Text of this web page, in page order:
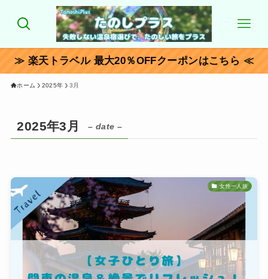
≫ 楽天トラベル 最大20％OFFクーポンはこちら ≪
ホーム 2025年 3月
2025年3月 – date –
女性一人旅